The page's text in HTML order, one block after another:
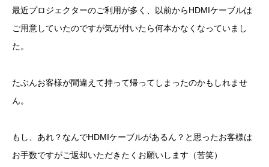
最近プロジェクターのご利用が多く、以前からHDMIケーブルは
ご用意していたのですが気が付いたら何本かなくなっていまし
た。
たぶんお客様が間違えて持って帰ってしまったのかもしれませ
ん。
もし、あれ？なんでHDMIケーブルがあるん？と思ったお客様は
お手数ですがご返却いただきたくお願いします（苦笑）